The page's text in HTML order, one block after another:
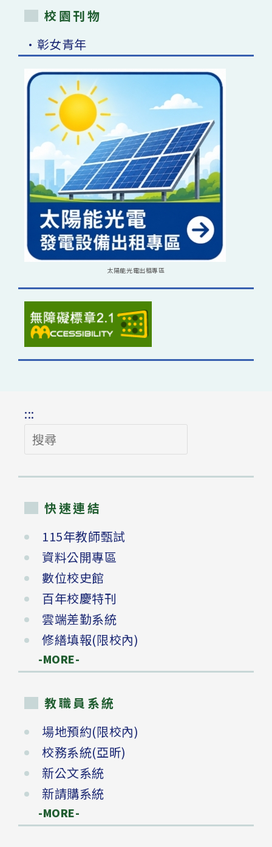
校園刊物
•彰女青年
太陽能光電出租專區
:::
搜
尋
快速連結
115年教師甄試
資料公開專區
數位校史館
百年校慶特刊
雲端差勤系統
修繕填報(限校內)
-MORE-
教職員系統
場地預約(限校內)
校務系統(亞昕)
新公文系統
新請購系統
-MORE-